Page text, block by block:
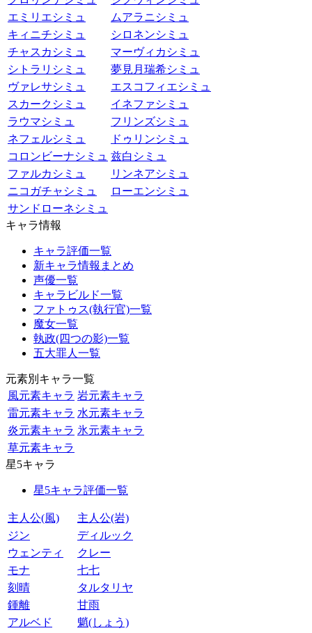
エミリエシミュ
ムアラニシミュ
キィニチシミュ
シロネンシミュ
チャスカシミュ
マーヴィカシミュ
シトラリシミュ
夢見月瑞希シミュ
ヴァレサシミュ
エスコフィエシミュ
スカークシミュ
イネファシミュ
ラウマシミュ
フリンズシミュ
ネフェルシミュ
ドゥリンシミュ
コロンビーナシミュ 兹白シミュ
ファルカシミュ
リンネアシミュ
ニコガチャシミュ
ローエンシミュ
サンドローネシミュ
キャラ情報
キャラ評価一覧
新キャラ情報まとめ
声優一覧
キャラビルド一覧
ファトゥス(執行官)一覧
魔女一覧
執政(四つの影)一覧
五大罪人一覧
元素別キャラ一覧
風元素キャラ 岩元素キャラ
雷元素キャラ 水元素キャラ
炎元素キャラ 氷元素キャラ
草元素キャラ
星5キャラ
星5キャラ評価一覧
主人公(風)
主人公(岩)
ジン
ディルック
ウェンティ
クレー
モナ
七七
刻晴
タルタリヤ
鍾離
甘雨
アルベド
魈(しょう)